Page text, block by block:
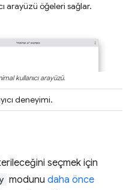
arayüzü öğeleri sağlar.
kullanıcı arayüzü.
deneyimi.
seçmek için
modunu daha önce